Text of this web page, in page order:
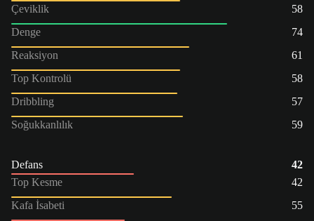
Çeviklik
58
Denge
74
Reaksiyon
61
Top Kontrolü
58
Dribbling
57
Soğukkanlılık
59
Defans
42
Top Kesme
42
Kafa İsabeti
55